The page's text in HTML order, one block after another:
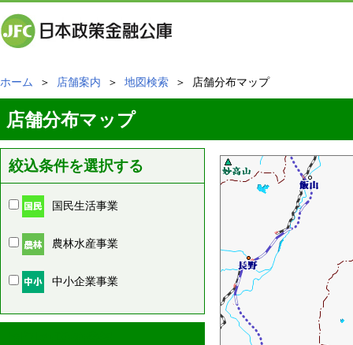
ホーム ＞ 店舗案内 ＞ 地図検索 ＞ 店舗分布マップ
店舗分布マップ
絞込条件を選択する
国民生活事業
農林水産事業
中小企業事業